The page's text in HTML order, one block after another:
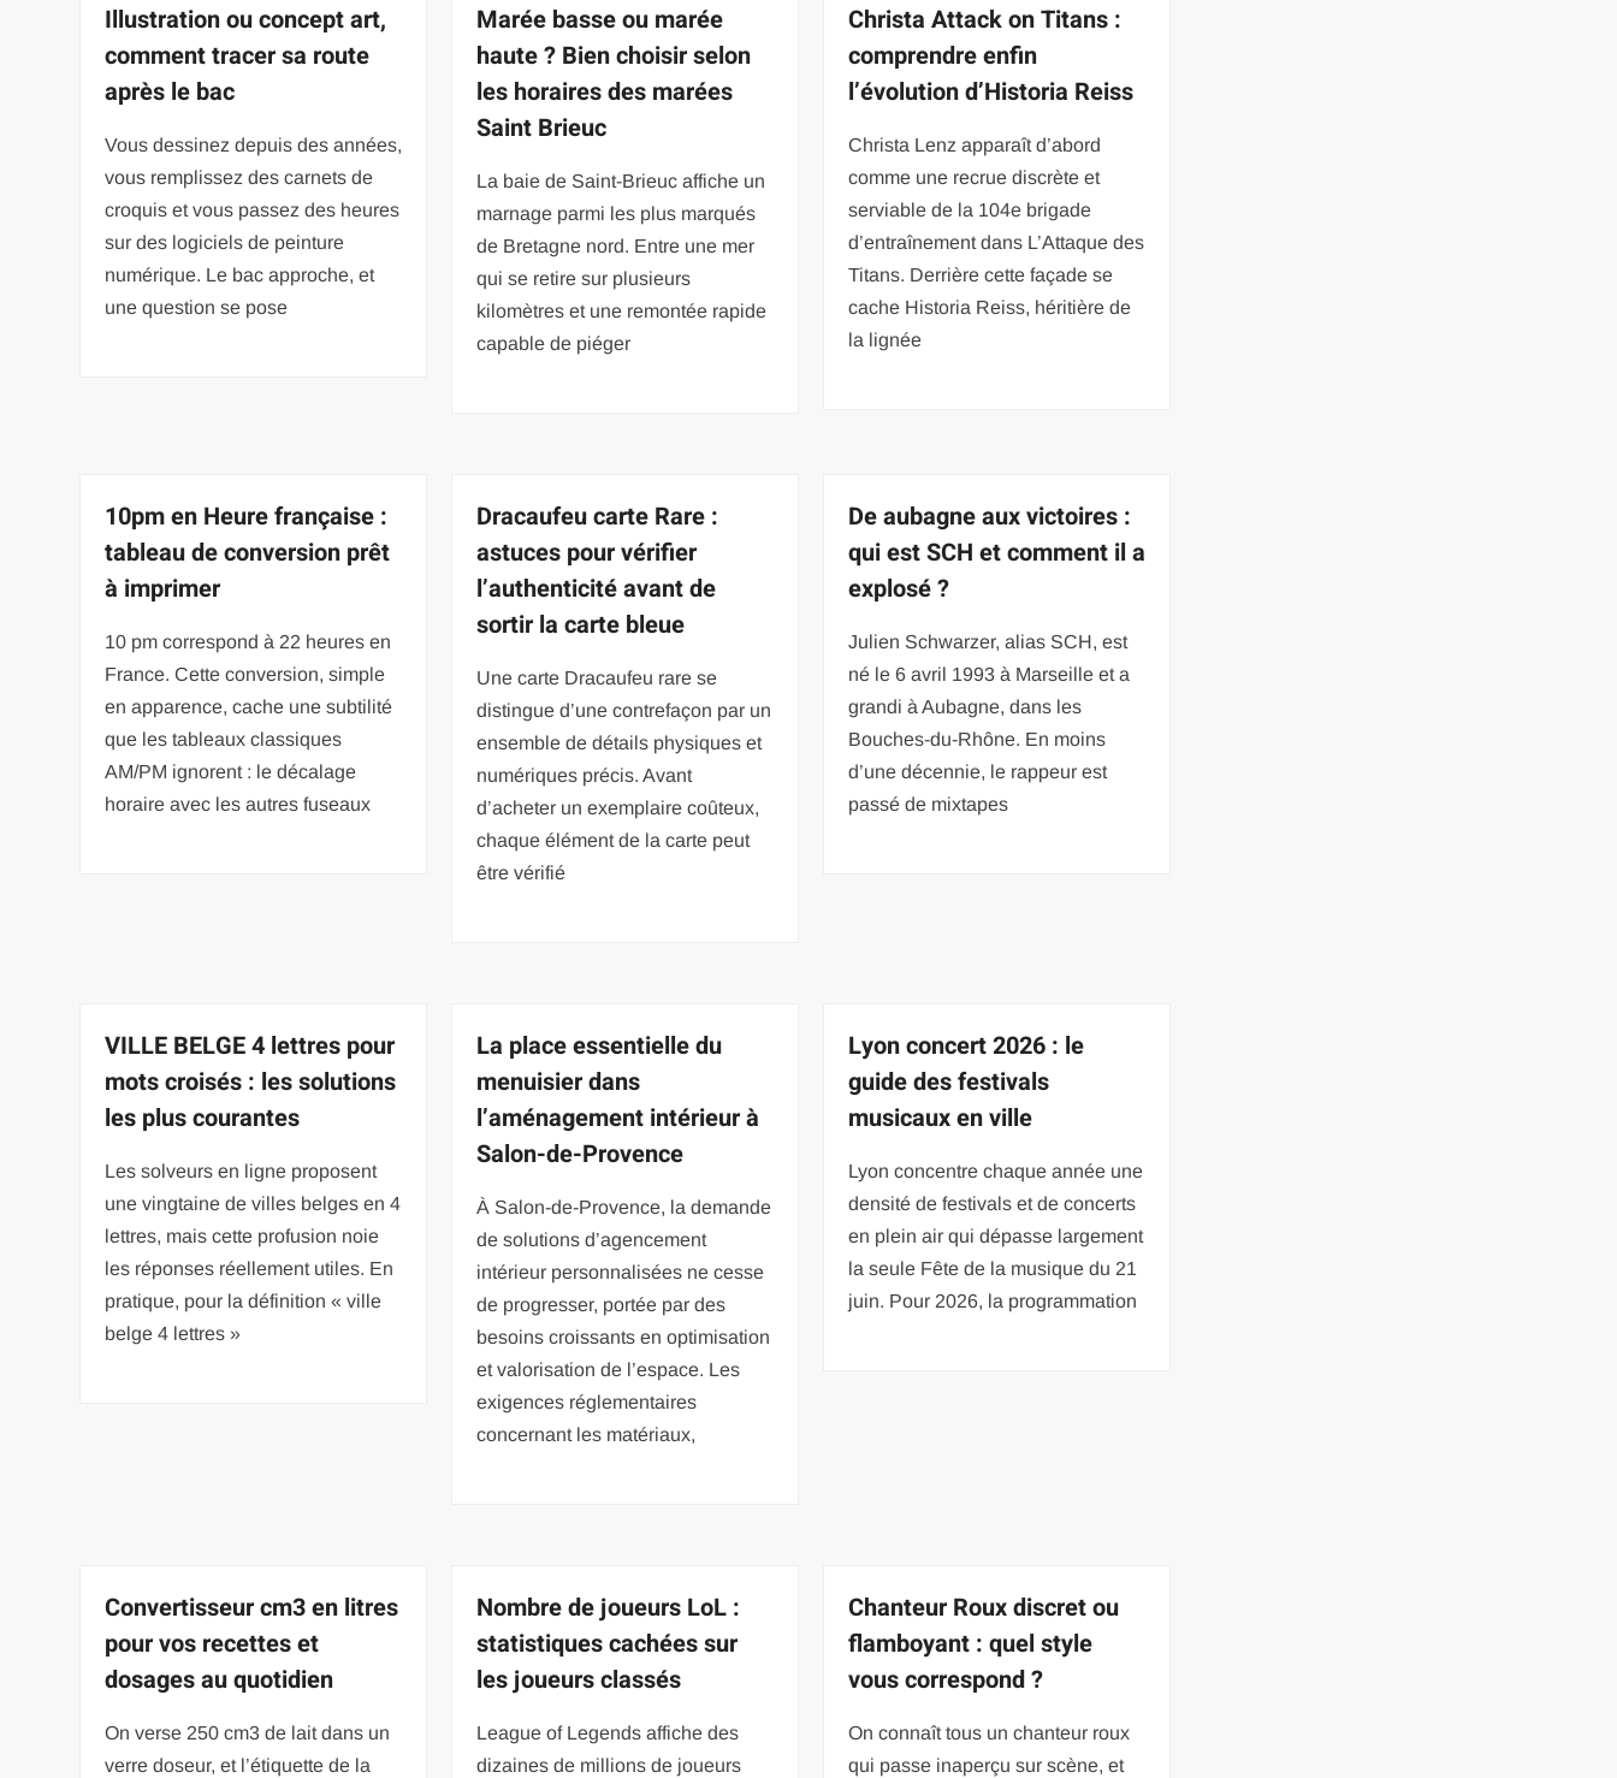
Illustration ou concept art,
comment tracer sa route
après le bac
Vous dessinez depuis des années,
vous remplissez des carnets de
croquis et vous passez des heures
sur des logiciels de peinture
numérique. Le bac approche, et
une question se pose
Marée basse ou marée
haute ? Bien choisir selon
les horaires des marées
Saint Brieuc
La baie de Saint-Brieuc affiche un
marnage parmi les plus marqués
de Bretagne nord. Entre une mer
qui se retire sur plusieurs
kilomètres et une remontée rapide
capable de piéger
Christa Attack on Titans :
comprendre enfin
l’évolution d’Historia Reiss
Christa Lenz apparaît d’abord
comme une recrue discrète et
serviable de la 104e brigade
d’entraînement dans L’Attaque des
Titans. Derrière cette façade se
cache Historia Reiss, héritière de
la lignée
10pm en Heure française :
tableau de conversion prêt
à imprimer
10 pm correspond à 22 heures en
France. Cette conversion, simple
en apparence, cache une subtilité
que les tableaux classiques
AM/PM ignorent : le décalage
horaire avec les autres fuseaux
Dracaufeu carte Rare :
astuces pour vérifier
l’authenticité avant de
sortir la carte bleue
Une carte Dracaufeu rare se
distingue d’une contrefaçon par un
ensemble de détails physiques et
numériques précis. Avant
d’acheter un exemplaire coûteux,
chaque élément de la carte peut
être vérifié
De aubagne aux victoires :
qui est SCH et comment il a
explosé ?
Julien Schwarzer, alias SCH, est
né le 6 avril 1993 à Marseille et a
grandi à Aubagne, dans les
Bouches-du-Rhône. En moins
d’une décennie, le rappeur est
passé de mixtapes
VILLE BELGE 4 lettres pour
mots croisés : les solutions
les plus courantes
Les solveurs en ligne proposent
une vingtaine de villes belges en 4
lettres, mais cette profusion noie
les réponses réellement utiles. En
pratique, pour la définition « ville
belge 4 lettres »
La place essentielle du
menuisier dans
l’aménagement intérieur à
Salon-de-Provence
À Salon-de-Provence, la demande
de solutions d’agencement
intérieur personnalisées ne cesse
de progresser, portée par des
besoins croissants en optimisation
et valorisation de l’espace. Les
exigences réglementaires
concernant les matériaux,
Lyon concert 2026 : le
guide des festivals
musicaux en ville
Lyon concentre chaque année une
densité de festivals et de concerts
en plein air qui dépasse largement
la seule Fête de la musique du 21
juin. Pour 2026, la programmation
Convertisseur cm3 en litres
pour vos recettes et
dosages au quotidien
On verse 250 cm3 de lait dans un
verre doseur, et l’étiquette de la
Nombre de joueurs LoL :
statistiques cachées sur
les joueurs classés
League of Legends affiche des
dizaines de millions de joueurs
Chanteur Roux discret ou
flamboyant : quel style
vous correspond ?
On connaît tous un chanteur roux
qui passe inaperçu sur scène, et